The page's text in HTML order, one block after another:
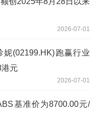
2026-07-01
妮(02199.HK)跑赢行业
元
2026-07-01
基准价为8700.00元/